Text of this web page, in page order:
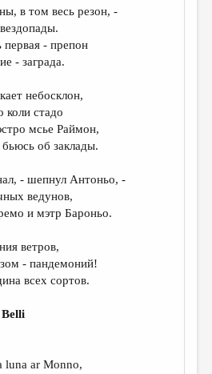
в том весь резон, -
первая - препон
- заграда.
небосклон,
коли стадо
мсье Раймон,
бьюсь об заклады.
- шепнул Антоньо, -
ведунов,
и мэтр Бароньо.
ветров,
- пандемоний!
всех сортов.
Belli
ar Monno,